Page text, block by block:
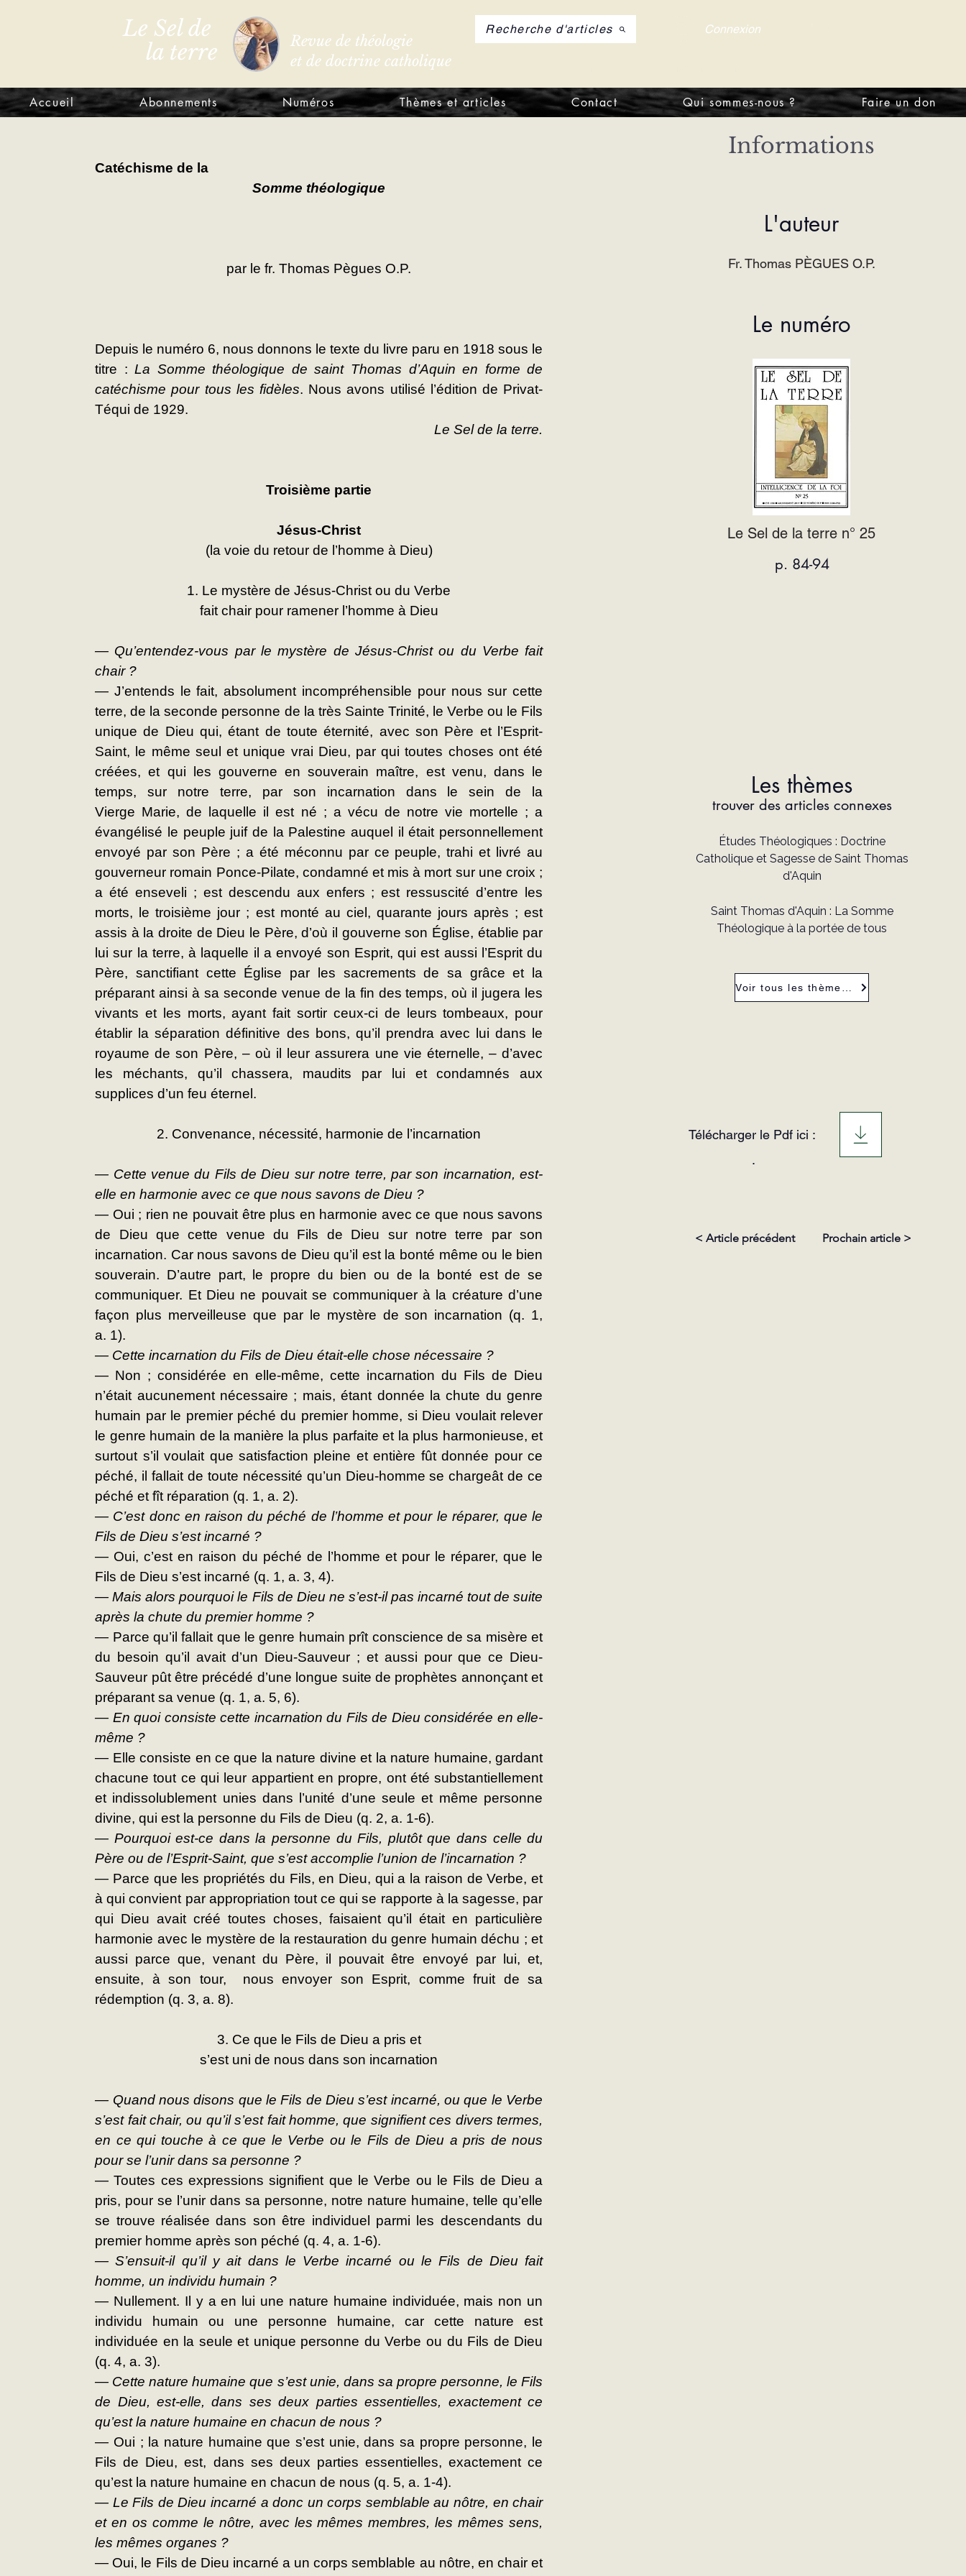
Le Sel de
la terre
Revue de théologie
et de doctrine catholique
Recherche d'articles Connexion
Accueil Abonnements Numéros Thèmes et articles Contact Qui sommes-nous ? Faire un don
Catéchisme de la
Somme théologique
par le fr. Thomas Pègues O.P.
Depuis le numéro 6, nous donnons le texte du livre paru en 1918 sous le
titre : La Somme théologique de saint Thomas d’Aquin en forme de
catéchisme pour tous les fidèles. Nous avons utilisé l’édition de Privat-
Téqui de 1929.
Le Sel de la terre.
Troisième partie
Jésus-Christ
(la voie du retour de l’homme à Dieu)
1. Le mystère de Jésus-Christ ou du Verbe
fait chair pour ramener l’homme à Dieu
— Qu’entendez-vous par le mystère de Jésus-Christ ou du Verbe fait
chair ?
— J’entends le fait, absolument incompréhensible pour nous sur cette
terre, de la seconde personne de la très Sainte Trinité, le Verbe ou le Fils
unique de Dieu qui, étant de toute éternité, avec son Père et l’Esprit-
Saint, le même seul et unique vrai Dieu, par qui toutes choses ont été
créées, et qui les gouverne en souverain maître, est venu, dans le
temps, sur notre terre, par son incarnation dans le sein de la
Vierge Marie, de laquelle il est né ; a vécu de notre vie mortelle ; a
évangélisé le peuple juif de la Palestine auquel il était personnellement
envoyé par son Père ; a été méconnu par ce peuple, trahi et livré au
gouverneur romain Ponce-Pilate, condamné et mis à mort sur une croix ;
a été enseveli ; est descendu aux enfers ; est ressuscité d’entre les
morts, le troisième jour ; est monté au ciel, quarante jours après ; est
assis à la droite de Dieu le Père, d’où il gouverne son Église, établie par
lui sur la terre, à laquelle il a envoyé son Esprit, qui est aussi l’Esprit du
Père, sanctifiant cette Église par les sacrements de sa grâce et la
préparant ainsi à sa seconde venue de la fin des temps, où il jugera les
vivants et les morts, ayant fait sortir ceux-ci de leurs tombeaux, pour
établir la séparation définitive des bons, qu’il prendra avec lui dans le
royaume de son Père, – où il leur assurera une vie éternelle, – d’avec
les méchants, qu’il chassera, maudits par lui et condamnés aux
supplices d’un feu éternel.
2. Convenance, nécessité, harmonie de l’incarnation
— Cette venue du Fils de Dieu sur notre terre, par son incarnation, est-
elle en harmonie avec ce que nous savons de Dieu ?
— Oui ; rien ne pouvait être plus en harmonie avec ce que nous savons
de Dieu que cette venue du Fils de Dieu sur notre terre par son
incarnation. Car nous savons de Dieu qu’il est la bonté même ou le bien
souverain. D’autre part, le propre du bien ou de la bonté est de se
communiquer. Et Dieu ne pouvait se communiquer à la créature d’une
façon plus merveilleuse que par le mystère de son incarnation (q. 1,
a. 1).
— Cette incarnation du Fils de Dieu était-elle chose nécessaire ?
— Non ; considérée en elle-même, cette incarnation du Fils de Dieu
n’était aucunement nécessaire ; mais, étant donnée la chute du genre
humain par le premier péché du premier homme, si Dieu voulait relever
le genre humain de la manière la plus parfaite et la plus harmonieuse, et
surtout s’il voulait que satisfaction pleine et entière fût donnée pour ce
péché, il fallait de toute nécessité qu’un Dieu-homme se chargeât de ce
péché et fît réparation (q. 1, a. 2).
— C’est donc en raison du péché de l’homme et pour le réparer, que le
Fils de Dieu s’est incarné ?
— Oui, c’est en raison du péché de l’homme et pour le réparer, que le
Fils de Dieu s’est incarné (q. 1, a. 3, 4).
— Mais alors pourquoi le Fils de Dieu ne s’est-il pas incarné tout de suite
après la chute du premier homme ?
— Parce qu’il fallait que le genre humain prît conscience de sa misère et
du besoin qu’il avait d’un Dieu-Sauveur ; et aussi pour que ce Dieu-
Sauveur pût être précédé d’une longue suite de prophètes annonçant et
préparant sa venue (q. 1, a. 5, 6).
— En quoi consiste cette incarnation du Fils de Dieu considérée en elle-
même ?
— Elle consiste en ce que la nature divine et la nature humaine, gardant
chacune tout ce qui leur appartient en propre, ont été substantiellement
et indissolublement unies dans l’unité d’une seule et même personne
divine, qui est la personne du Fils de Dieu (q. 2, a. 1-6).
— Pourquoi est-ce dans la personne du Fils, plutôt que dans celle du
Père ou de l’Esprit-Saint, que s’est accomplie l’union de l’incarnation ?
— Parce que les propriétés du Fils, en Dieu, qui a la raison de Verbe, et
à qui convient par appropriation tout ce qui se rapporte à la sagesse, par
qui Dieu avait créé toutes choses, faisaient qu’il était en particulière
harmonie avec le mystère de la restauration du genre humain déchu ; et
aussi parce que, venant du Père, il pouvait être envoyé par lui, et,
ensuite, à son tour,  nous envoyer son Esprit, comme fruit de sa
rédemption (q. 3, a. 8).
3. Ce que le Fils de Dieu a pris et
s’est uni de nous dans son incarnation
— Quand nous disons que le Fils de Dieu s’est incarné, ou que le Verbe
s’est fait chair, ou qu’il s’est fait homme, que signifient ces divers termes,
en ce qui touche à ce que le Verbe ou le Fils de Dieu a pris de nous
pour se l’unir dans sa personne ?
— Toutes ces expressions signifient que le Verbe ou le Fils de Dieu a
pris, pour se l’unir dans sa personne, notre nature humaine, telle qu’elle
se trouve réalisée dans son être individuel parmi les descendants du
premier homme après son péché (q. 4, a. 1-6).
— S’ensuit-il qu’il y ait dans le Verbe incarné ou le Fils de Dieu fait
homme, un individu humain ?
— Nullement. Il y a en lui une nature humaine individuée, mais non un
individu humain ou une personne humaine, car cette nature est
individuée en la seule et unique personne du Verbe ou du Fils de Dieu
(q. 4, a. 3).
— Cette nature humaine que s’est unie, dans sa propre personne, le Fils
de Dieu, est-elle, dans ses deux parties essentielles, exactement ce
qu’est la nature humaine en chacun de nous ?
— Oui ; la nature humaine que s’est unie, dans sa propre personne, le
Fils de Dieu, est, dans ses deux parties essentielles, exactement ce
qu’est la nature humaine en chacun de nous (q. 5, a. 1-4).
— Le Fils de Dieu incarné a donc un corps semblable au nôtre, en chair
et en os comme le nôtre, avec les mêmes membres, les mêmes sens,
les mêmes organes ?
— Oui, le Fils de Dieu incarné a un corps semblable au nôtre, en chair et
Informations
L'auteur
Fr. Thomas PÈGUES O.P.
Le numéro
Le Sel de la terre n° 25
p. 84-94
Les thèmes
trouver des articles connexes
Études Théologiques : Doctrine
Catholique et Sagesse de Saint Thomas
d'Aquin
Saint Thomas d'Aquin : La Somme
Théologique à la portée de tous
Télécharger le Pdf ici :
.
< Article précédent Prochain article >